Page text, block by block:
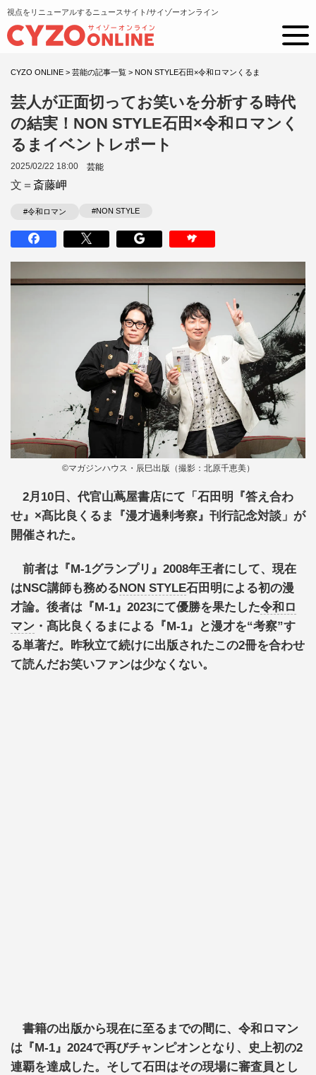
視点をリニューアルするニュースサイト/サイゾーオンライン
CYZO ONLINE > 芸能の記事一覧 > NON STYLE石田×令和ロマンくるま
芸人が正面切ってお笑いを分析する時代
の結実！NON STYLE石田×令和ロマンく
るまイベントレポート
2025/02/22 18:00 芸能
文＝ 斎藤岬
#令和ロマン #NON STYLE
©マガジンハウス・辰巳出版（撮影：北原千恵美）
2月10日、代官山蔦屋書店にて「石田明『答え合わ
せ』×髙比良くるま『漫才過剰考察』刊行記念対談」が
開催された。
前者は『M-1グランプリ』2008年王者にして、現在
はNSC講師も務めるNON STYLE石田明による初の漫
才論。後者は『M-1』2023にて優勝を果たした令和ロ
マン ・髙比良くるまによる『M‐1』と漫才を“考察”す
る単著だ。昨秋立て続けに出版されたこの2冊を合わせ
て読んだお笑いファンは少なくない。
書籍の出版から現在に至るまでの間に、令和ロマン
は『M‐1』2024で再びチャンピオンとなり、史上初の2
連覇を達成した。そして石田はその現場に審査員とし